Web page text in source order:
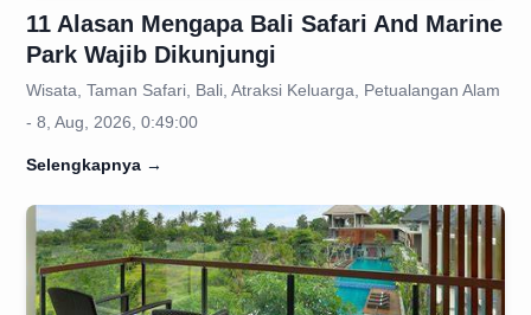
11 Alasan Mengapa Bali Safari And Marine
Park Wajib Dikunjungi
Wisata, Taman Safari, Bali, Atraksi Keluarga, Petualangan Alam
- 8, Aug, 2026, 0:49:00
Selengkapnya →